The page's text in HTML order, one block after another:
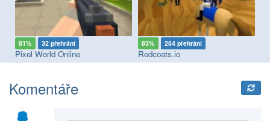
81% 32 přehrání
Pixel World Online
83% 284 přehrání
Redcoats.io
Komentáře